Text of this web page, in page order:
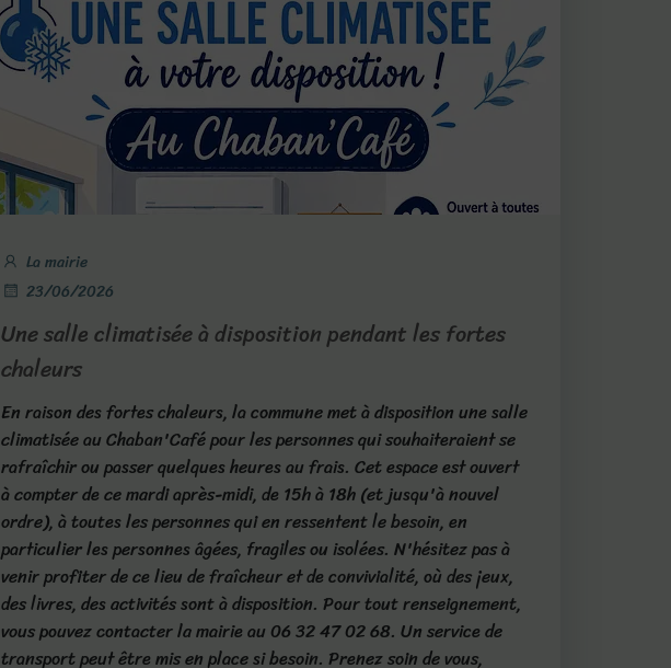
La mairie
23/06/2026
Une salle climatisée à disposition pendant les fortes
chaleurs
En raison des fortes chaleurs, la commune met à disposition une salle
climatisée au Chaban'Café pour les personnes qui souhaiteraient se
rafraîchir ou passer quelques heures au frais. Cet espace est ouvert
à compter de ce mardi après-midi, de 15h à 18h (et jusqu'à nouvel
ordre), à toutes les personnes qui en ressentent le besoin, en
particulier les personnes âgées, fragiles ou isolées. N'hésitez pas à
venir profiter de ce lieu de fraîcheur et de convivialité, où des jeux,
des livres, des activités sont à disposition. Pour tout renseignement,
vous pouvez contacter la mairie au 06 32 47 02 68. Un service de
transport peut être mis en place si besoin. Prenez soin de vous,